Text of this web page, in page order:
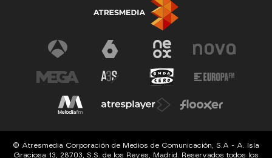
© Atresmedia Corporación de Medios de Comunicación, S.A - A. Isla
Graciosa 13, 28703, S.S. de los Reyes, Madrid. Reservados todos los